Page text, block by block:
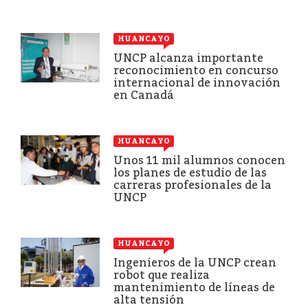
HUANCAYO
UNCP alcanza importante
reconocimiento en concurso
internacional de innovación
en Canadá
HUANCAYO
Unos 11 mil alumnos conocen
los planes de estudio de las
carreras profesionales de la
UNCP
HUANCAYO
Ingenieros de la UNCP crean
robot que realiza
mantenimiento de líneas de
alta tensión